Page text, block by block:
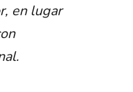
en lugar